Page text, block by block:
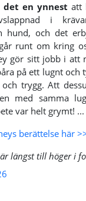
det en ynnest att
i
hund, och det
runt om kring
gör sitt jobb i att
på ett lugnt och
trygg. Att
med samma
var helt grymt! ...
berättelse här
längst till höger i